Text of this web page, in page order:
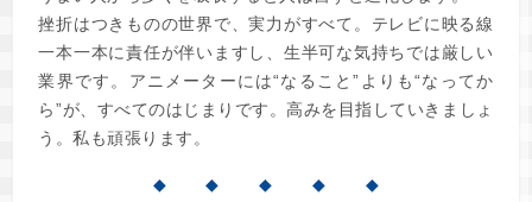
挫折はつきものの世界で、実力がすべて。テレビに映る線
一本一本に責任が伴いますし、生半可な気持ちでは厳しい
業界です。アニメーターには“なること”よりも“なってか
ら”が、すべてのはじまりです。高みを目指していきましょ
う。私も頑張ります。
◆ ◆ ◆ ◆ ◆